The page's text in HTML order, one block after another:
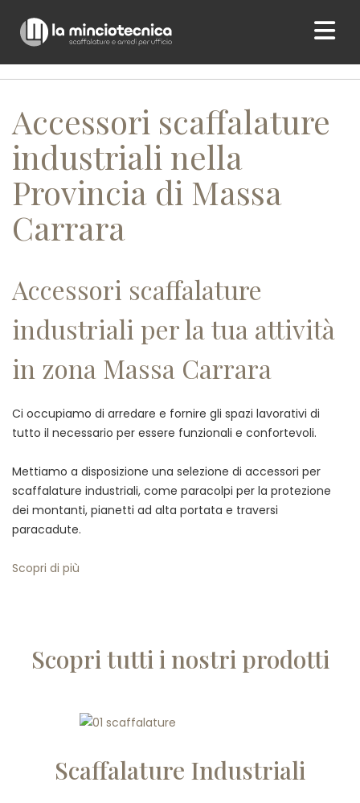
Home/ Accessori scaffalature industriali nella Provincia di
Accessori scaffalature
industriali nella
Provincia di Massa
Carrara
Accessori scaffalature
industriali per la tua attività
in zona Massa Carrara
Ci occupiamo di arredare e fornire gli spazi lavorativi di
tutto il necessario per essere funzionali e confortevoli.
Mettiamo a disposizione una selezione di accessori per
scaffalature industriali, come paracolpi per la protezione
dei montanti, pianetti ad alta portata e traversi
paracadute.
Scopri di più
Scopri tutti i nostri prodotti
Scaffalature Industriali